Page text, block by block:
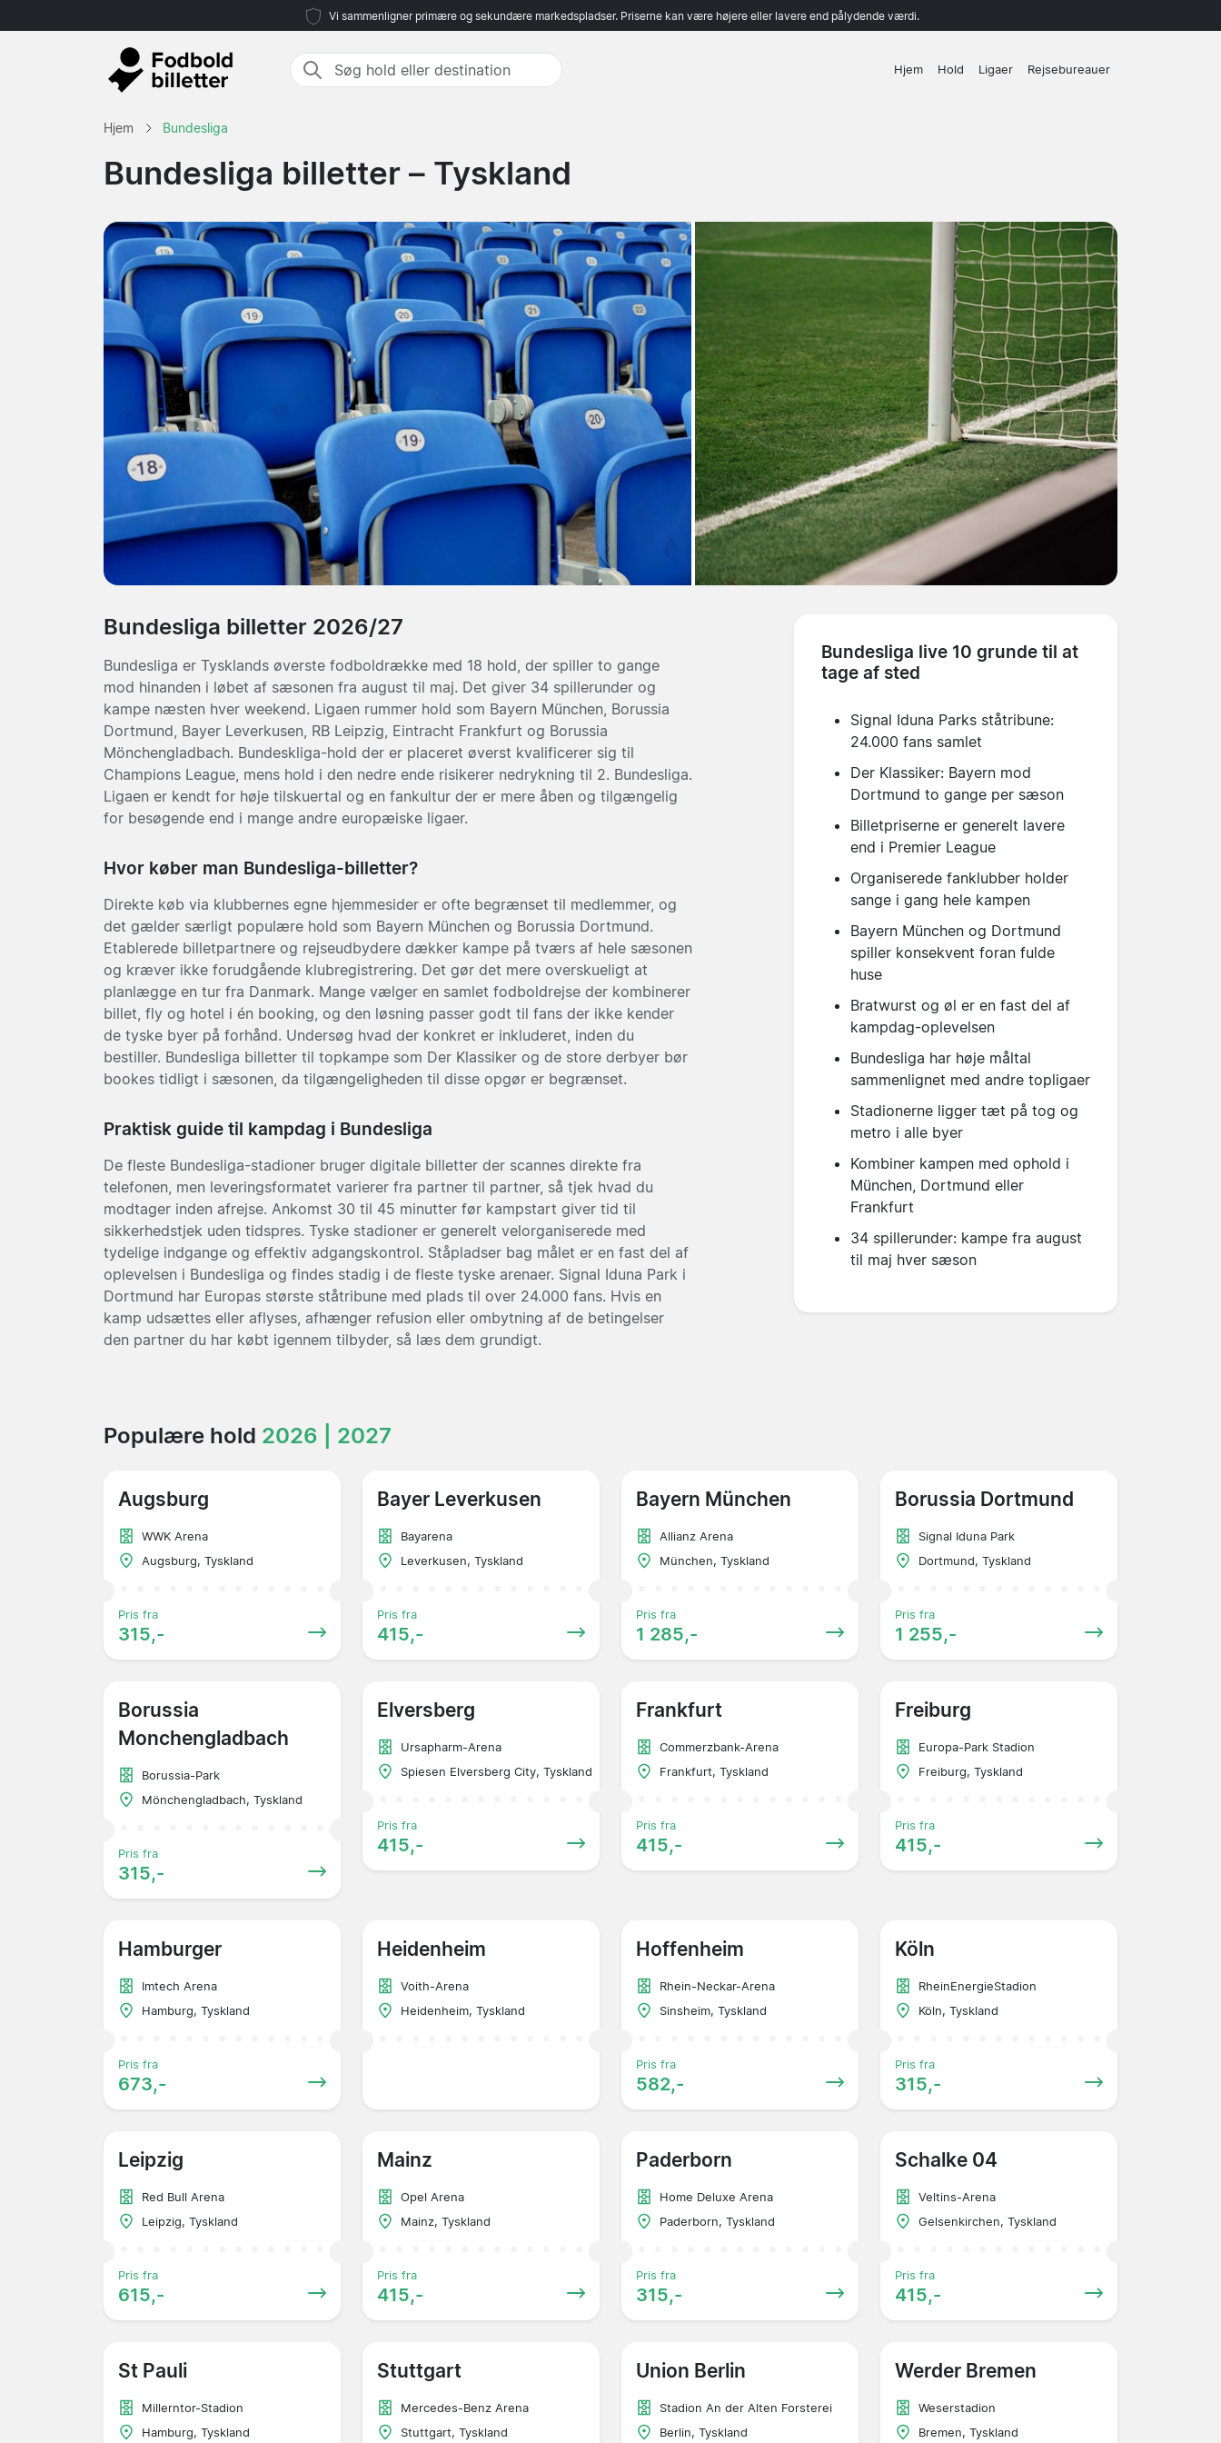
Vi sammenligner primære og sekundære markedspladser. Priserne kan være højere eller lavere end pålydende værdi.
Hjem Hold Ligaer Rejsebureauer
Hjem Bundesliga
Bundesliga billetter – Tyskland
Bundesliga billetter 2026/27
Bundesliga er Tysklands øverste fodboldrække med 18 hold, der spiller to gange
mod hinanden i løbet af sæsonen fra august til maj. Det giver 34 spillerunder og
kampe næsten hver weekend. Ligaen rummer hold som Bayern München Borussia
Dortmund Bayer Leverkusen RB Leipzig Eintracht Frankfurt og Borussia
Mönchengladbach. Bundeskliga-hold der er placeret øverst kvalificerer sig til
Champions League, mens hold i den nedre ende risikerer nedrykning til 2. Bundesliga.
Ligaen er kendt for høje tilskuertal og en fankultur der er mere åben og tilgængelig
for besøgende end i mange andre europæiske ligaer.
Hvor køber man Bundesliga-billetter?
Direkte køb via klubbernes egne hjemmesider er ofte begrænset til medlemmer, og
det gælder særligt populære hold som Bayern München og Borussia Dortmund.
Etablerede billetpartnere og rejseudbydere dækker kampe på tværs af hele sæsonen
og kræver ikke forudgående klubregistrering. Det gør det mere overskueligt at
planlægge en tur fra Danmark. Mange vælger en samlet fodboldrejse der kombinerer
billet, fly og hotel i én booking, og den løsning passer godt til fans der ikke kender
de tyske byer på forhånd. Undersøg hvad der konkret er inkluderet, inden du
bestiller. Bundesliga billetter til topkampe som Der Klassiker og de store derbyer bør
bookes tidligt i sæsonen, da tilgængeligheden til disse opgør er begrænset.
Praktisk guide til kampdag i Bundesliga
De fleste Bundesliga-stadioner bruger digitale billetter der scannes direkte fra
telefonen, men leveringsformatet varierer fra partner til partner, så tjek hvad du
modtager inden afrejse. Ankomst 30 til 45 minutter før kampstart giver tid til
sikkerhedstjek uden tidspres. Tyske stadioner er generelt velorganiserede med
tydelige indgange og effektiv adgangskontrol. Ståpladser bag målet er en fast del af
oplevelsen i Bundesliga og findes stadig i de fleste tyske arenaer. Signal Iduna Park i
Dortmund har Europas største ståtribune med plads til over 24.000 fans. Hvis en
kamp udsættes eller aflyses, afhænger refusion eller ombytning af de betingelser
den partner du har købt igennem tilbyder, så læs dem grundigt.
Bundesliga live 10 grunde til at
tage af sted
Signal Iduna Parks ståtribune:
24.000 fans samlet
Der Klassiker: Bayern mod
Dortmund to gange per sæson
Billetpriserne er generelt lavere
end i Premier League
Organiserede fanklubber holder
sange i gang hele kampen
Bayern München og Dortmund
spiller konsekvent foran fulde
huse
Bratwurst og øl er en fast del af
kampdag-oplevelsen
Bundesliga har høje måltal
sammenlignet med andre topligaer
Stadionerne ligger tæt på tog og
metro i alle byer
Kombiner kampen med ophold i
München, Dortmund eller
Frankfurt
34 spillerunder: kampe fra august
til maj hver sæson
Populære hold 2026 | 2027
Augsburg
WWK Arena
Augsburg, Tyskland
Pris fra
315,-
Bayer Leverkusen
Bayarena
Leverkusen, Tyskland
Pris fra
415,-
Bayern München
Allianz Arena
München, Tyskland
Pris fra
1 285,-
Borussia Dortmund
Signal Iduna Park
Dortmund, Tyskland
Pris fra
1 255,-
Borussia
Monchengladbach
Borussia-Park
Mönchengladbach, Tyskland
Pris fra
315,-
Elversberg
Ursapharm-Arena
Spiesen Elversberg City, Tyskland
Pris fra
415,-
Frankfurt
Commerzbank-Arena
Frankfurt, Tyskland
Pris fra
415,-
Freiburg
Europa-Park Stadion
Freiburg, Tyskland
Pris fra
415,-
Hamburger
Imtech Arena
Hamburg, Tyskland
Pris fra
673,-
Heidenheim
Voith-Arena
Heidenheim, Tyskland
Hoffenheim
Rhein-Neckar-Arena
Sinsheim, Tyskland
Pris fra
582,-
Köln
RheinEnergieStadion
Köln, Tyskland
Pris fra
315,-
Leipzig
Red Bull Arena
Leipzig, Tyskland
Pris fra
615,-
Mainz
Opel Arena
Mainz, Tyskland
Pris fra
415,-
Paderborn
Home Deluxe Arena
Paderborn, Tyskland
Pris fra
315,-
Schalke 04
Veltins-Arena
Gelsenkirchen, Tyskland
Pris fra
415,-
St Pauli
Millerntor-Stadion
Hamburg, Tyskland
Stuttgart
Mercedes-Benz Arena
Stuttgart, Tyskland
Union Berlin
Stadion An der Alten Forsterei
Berlin, Tyskland
Werder Bremen
Weserstadion
Bremen, Tyskland